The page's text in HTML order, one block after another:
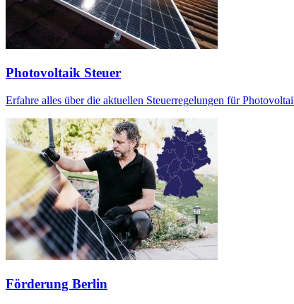
Photovoltaik Steuer
Erfahre alles über die aktuellen Steuerregelungen für
Förderung Berlin